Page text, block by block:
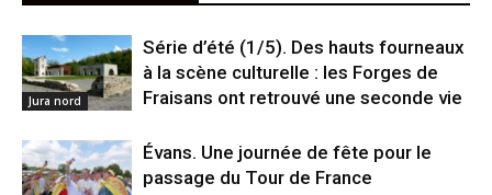
Jura nord
Série d’été (1/5). Des hauts fourneaux
à la scène culturelle : les Forges de
Fraisans ont retrouvé une seconde vie
Évans. Une journée de fête pour le
passage du Tour de France